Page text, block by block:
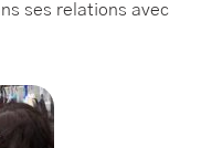
ses relations avec